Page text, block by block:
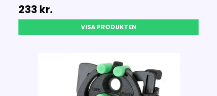
233 kr.
VISA PRODUKTEN